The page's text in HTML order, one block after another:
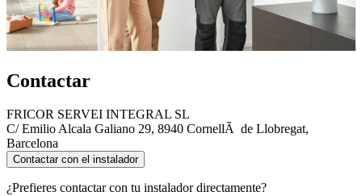
Contactar
FRICOR SERVEI INTEGRAL SL
C/ Emilio Alcala Galiano 29, 8940 CornellÃ de Llobregat,
Barcelona
Contactar con el instalador
¿Prefieres contactar con tu instalador directamente?